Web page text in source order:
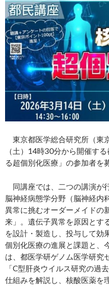
東京都医学総合研究所（東
（土）14時30分から開催す
る超個別化医療」の参加者を
同講座では、二つの講演が
脳神経病態学分野（脳神経内
異常に挑むオーダーメイドの
来」。遺伝子異常を原因とす
を設計・製造し、投与して効
個別化医療の進展と課題と、
は、都医学研ゲノム医学研究
「C型肝炎ウイルス研究の過
仕組みを解説し、核酸医薬を